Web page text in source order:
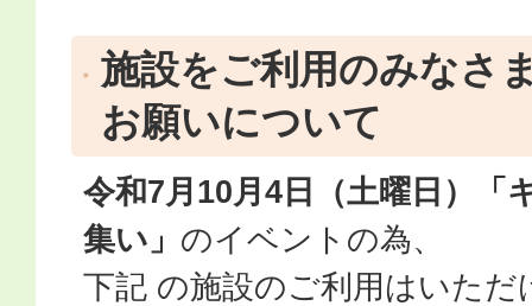
施設をご利用のみなさ
お願いについて
令和7月10月4日（土曜日）「
集い」 のイベントの為、
下記 の施設のご利用はいただ